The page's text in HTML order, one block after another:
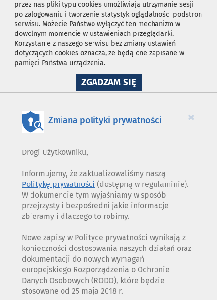
przez nas pliki typu cookies umożliwiają utrzymanie sesji
po zalogowaniu i tworzenie statystyk oglądalności podstron
serwisu. Możecie Państwo wyłączyć ten mechanizm w
dowolnym momencie w ustawieniach przeglądarki.
Korzystanie z naszego serwisu bez zmiany ustawień
dotyczących cookies oznacza, że będą one zapisane w
pamięci Państwa urządzenia.
ZGADZAM SIĘNA
WYKORZYSTANIE
×
Zmiana polityki prywatności
Drogi Użytkowniku,
Informujemy, że zaktualizowaliśmy naszą
Politykę prywatności (dostępną w regulaminie).
W dokumencie tym wyjaśniamy w sposób
przejrzysty i bezpośredni jakie informacje
zbieramy i dlaczego to robimy.
Nowe zapisy w Polityce prywatności wynikają z
konieczności dostosowania naszych działań oraz
dokumentacji do nowych wymagań
europejskiego Rozporządzenia o Ochronie
Danych Osobowych (RODO), które będzie
stosowane od 25 maja 2018 r.